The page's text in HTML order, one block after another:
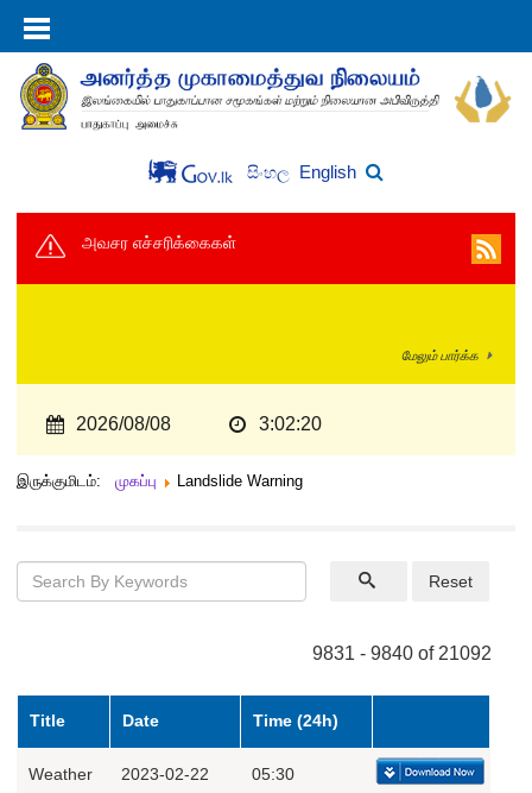
සිංහල English
அவசர எச்சரிக்கைகள்
மேலும் பார்க்க
2026/08/08 3:02:20
இருக்குமிடம்: முகப்பு Landslide Warning
Reset
9831 - 9840 of 21092
Title Date Time (24h)
Weather
2023-02-22 05:30